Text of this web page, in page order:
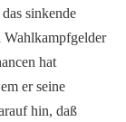
sinkende
Wahlkampfgelder
hat
er seine
hin, daß